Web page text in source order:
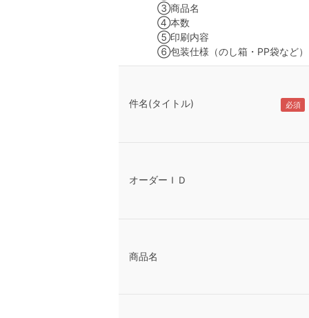
③商品名
④本数
⑤印刷内容
⑥包装仕様（のし箱・PP袋など）
件名(タイトル)
オーダーＩＤ
商品名